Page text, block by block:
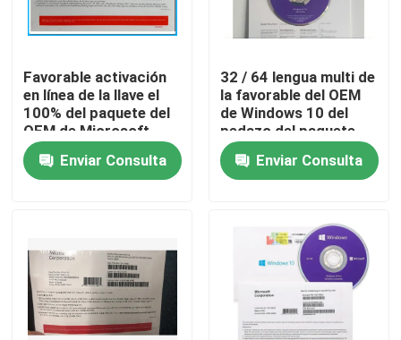
Hogar
Productos
Sobre nosotros
Viaje de la fábrica
Favorable activación
en línea de la llave el
100% del paquete del
OEM de Microsoft
Windows 10 originales
Enviar Consulta
32 / 64 lengua multi de
la favorable del OEM
de Windows 10 del
pedazo del paquete
ayuda en línea de la
activaciónEnviar Consulta